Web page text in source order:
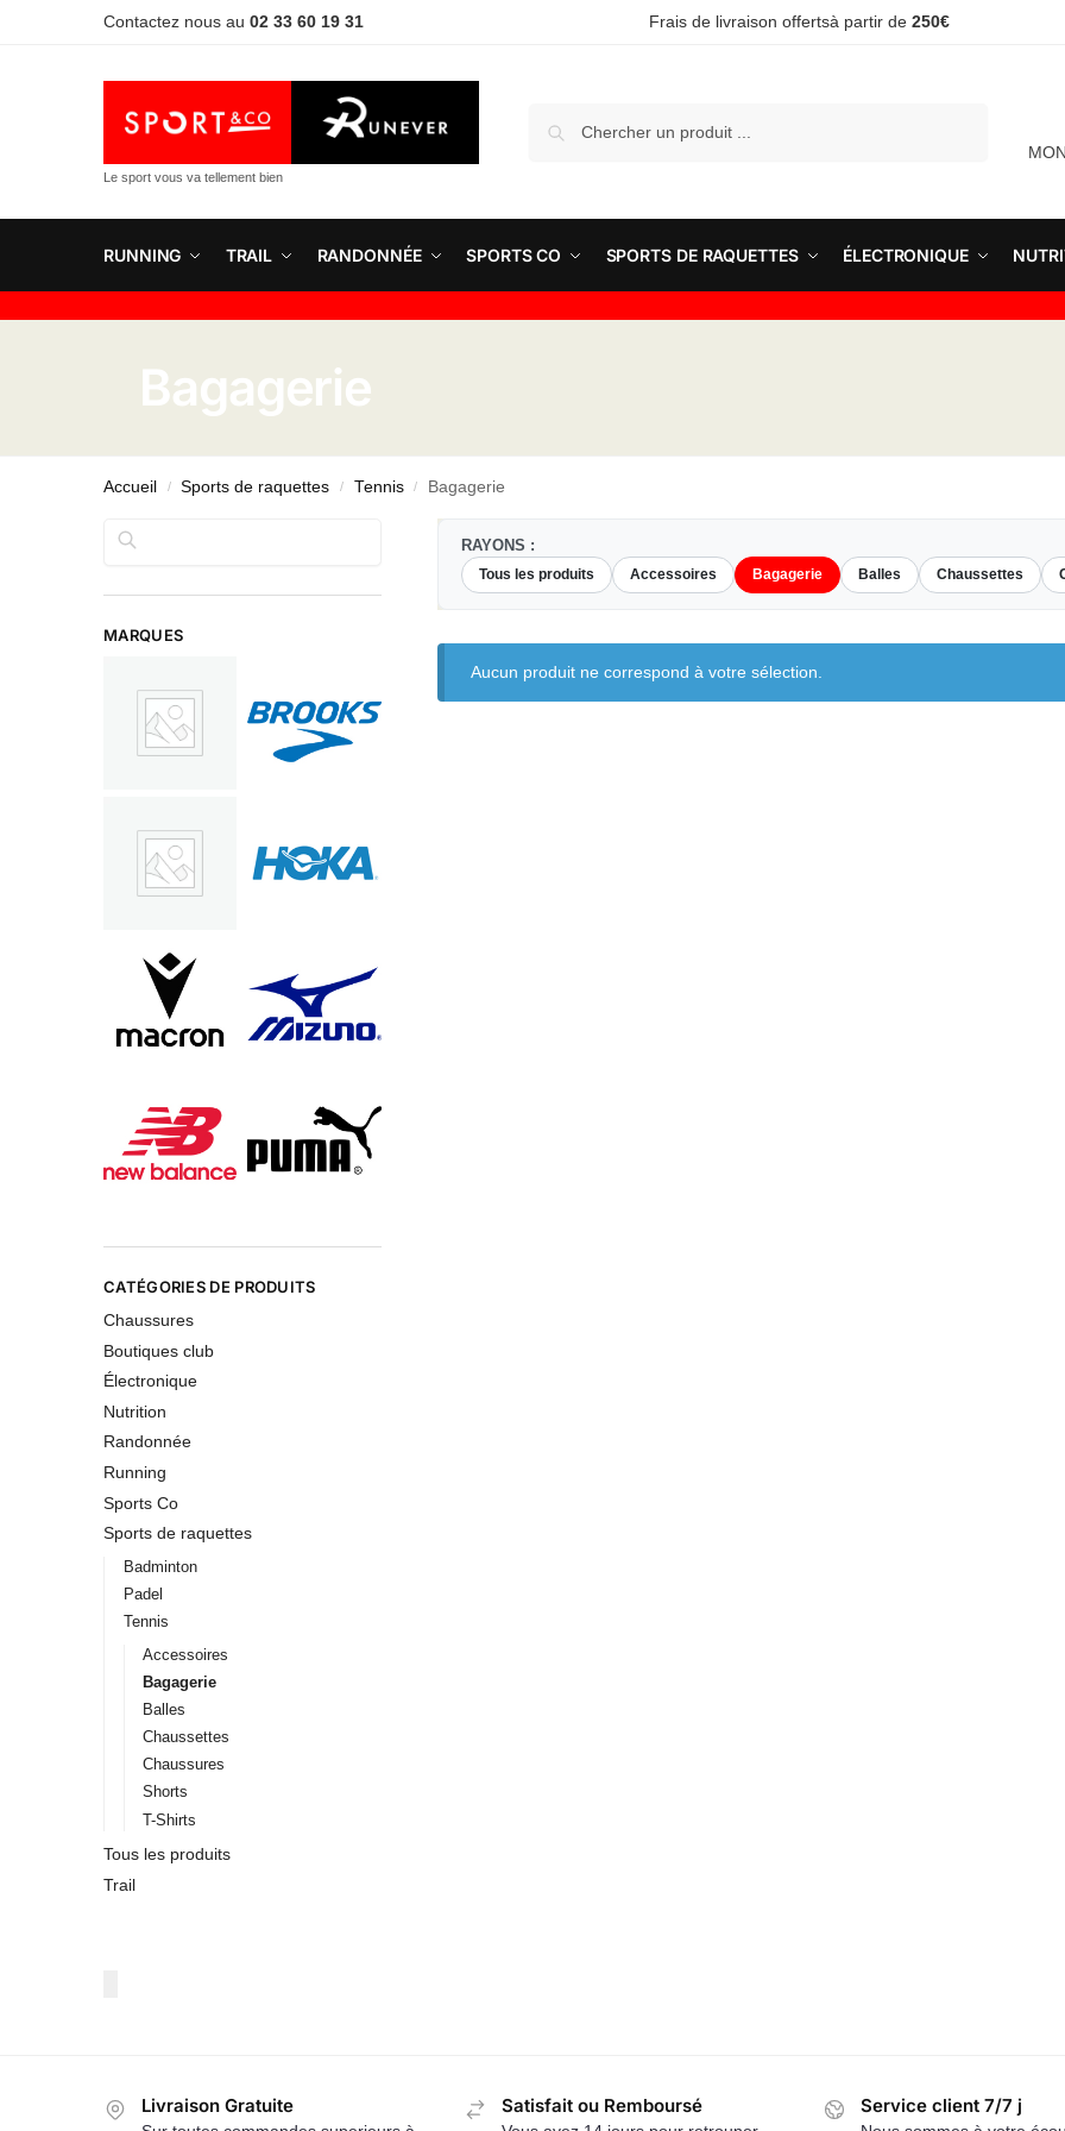
Contactez nous au 02 33 60 19 31 Frais de livraison offertsà partir de 250€
Le sport vous va tellement bien
RUNNING TRAIL RANDONNÉE SPORTS CO SPORTS DE RAQUETTES ÉLECTRONIQUE
Bagagerie
Accueil / Sports de raquettes / Tennis / Bagagerie
RAYONS :
Tous les produits
Accessoires Bagagerie Balles Chaussettes
Aucun produit ne correspond à votre sélection.
MARQUES
CATÉGORIES DE PRODUITS
Chaussures
Boutiques club
Électronique
Nutrition
Randonnée
Running
Sports Co
Sports de raquettes
Badminton
Padel
Tennis
Accessoires
Bagagerie
Balles
Chaussettes
Chaussures
Shorts
T-Shirts
Tous les produits
Trail
Livraison Gratuite Satisfait ou Remboursé Service client 7/7 j